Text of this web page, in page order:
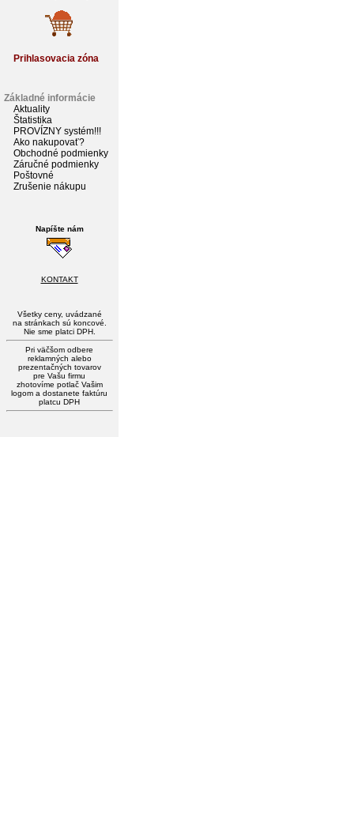
Prihlasovacia zóna
Základné informácie
Aktuality
Štatistika
PROVÍZNY systém!!!
Ako nakupovať?
Obchodné podmienky
Záručné podmienky
Poštovné
Zrušenie nákupu
Napíšte nám
KONTAKT
Všetky ceny, uvádzané
na stránkach sú koncové.
Nie sme platci DPH.
Pri väčšom odbere
reklamných alebo
prezentačných tovarov
pre Vašu firmu
zhotovíme potlač Vašim
logom a dostanete faktúru
platcu DPH